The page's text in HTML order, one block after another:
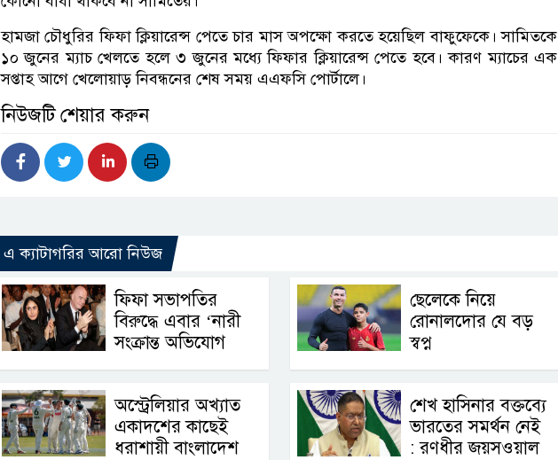
হামজা চৌধুরির ফিফা ক্লিয়ারেন্স পেতে চার মাস অপক্ষো করতে হয়েছিল বাফুফেকে। সামিতকে
১০ জুনের ম্যাচ খেলতে হলে ৩ জুনের মধ্যে ফিফার ক্লিয়ারেন্স পেতে হবে। কারণ ম্যাচের এক
সপ্তাহ আগে খেলোয়াড় নিবন্ধনের শেষ সময় এএফসি পোর্টালে।
নিউজটি শেয়ার করুন
এ ক্যাটাগরির আরো নিউজ
ফিফা সভাপতির
বিরুদ্ধে এবার ‘নারী
সংক্রান্ত অভিযোগ
ছেলেকে নিয়ে
রোনালদোর যে বড়
স্বপ্ন
অস্ট্রেলিয়ার অখ্যাত
একাদশের কাছেই
ধরাশায়ী বাংলাদেশ
শেখ হাসিনার বক্তব্যে
ভারতের সমর্থন নেই
: রণধীর জয়সওয়াল